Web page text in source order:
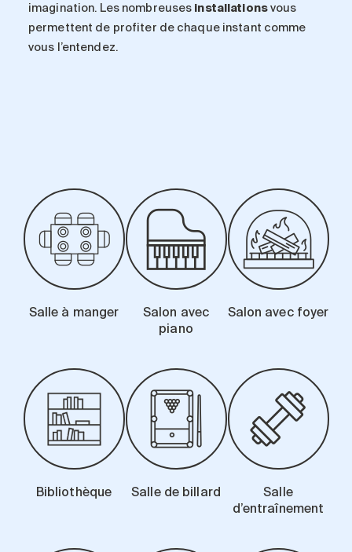
imagination. Les nombreuses installationsvous
permettent de profiter de chaque instant comme
vous l’entendez.
Salle à manger
Salon avec
piano
Salon avec foyer
Bibliothèque Salle de billard
Salle
d’entraînement